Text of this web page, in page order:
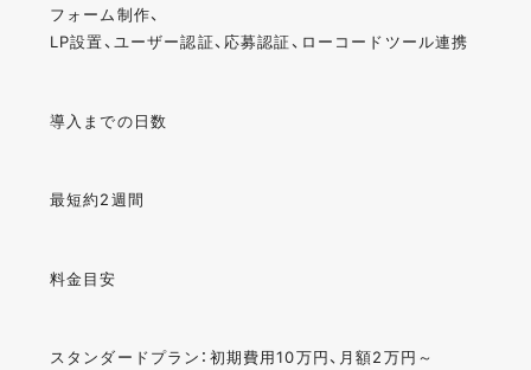
フォーム制作、
LP設置、ユーザー認証、応募認証、ローコードツール連携
導入までの日数
最短約2週間
料金目安
スタンダードプラン：初期費用10万円、月額2万円～